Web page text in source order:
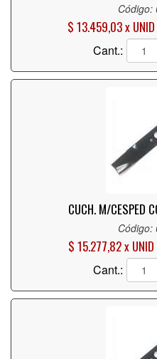
Código:
$ 13.459,03 x UNID
Cant.:
CUCH. M/CESPED
Código:
$ 15.277,82 x UNID
Cant.: